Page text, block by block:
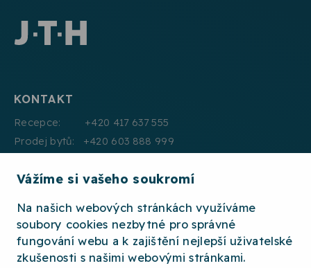
Vážíme si vašeho soukromí
Na našich webových stránkách využíváme
soubory cookies nezbytné pro správné
fungování webu a k zajištění nejlepší uživatelské
zkušenosti s našimi webovými stránkami.
KONTAKT
Recepce: +420 417 637 555
Prodej bytů: +420 603 888 999
E:mail: info@jth.cz
2026 © JTH